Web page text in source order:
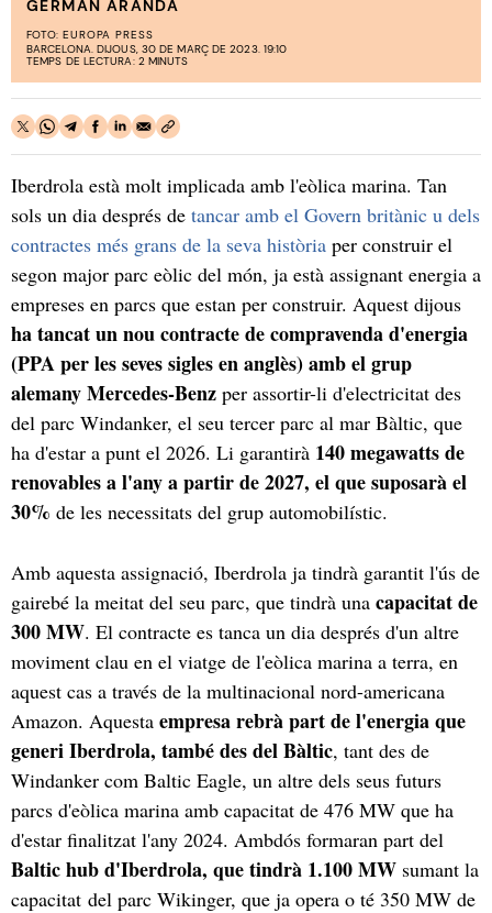
GERMÁN ARANDA
FOTO: EUROPA PRESS
BARCELONA. DIJOUS, 30 DE MARÇ DE 2023. 19:10
TEMPS DE LECTURA: 2 MINUTS
Iberdrola està molt implicada amb l'eòlica marina. Tan
sols un dia després de tancar amb el Govern britànic u dels
contractes més grans de la seva història per construir el
segon major parc eòlic del món, ja està assignant energia a
empreses en parcs que estan per construir. Aquest dijous
ha tancat un nou contracte de compravenda d'energia
(PPA per les seves sigles en anglès) amb el grup
alemany Mercedes-Benz per assortir-li d'electricitat des
del parc Windanker, el seu tercer parc al mar Bàltic, que
ha d'estar a punt el 2026. Li garantirà 140 megawatts de
renovables a l'any a partir de 2027, el que suposarà el
30% de les necessitats del grup automobilístic.
Amb aquesta assignació, Iberdrola ja tindrà garantit l'ús de
gairebé la meitat del seu parc, que tindrà una capacitat de
300 MW. El contracte es tanca un dia després d'un altre
moviment clau en el viatge de l'eòlica marina a terra, en
aquest cas a través de la multinacional nord-americana
Amazon. Aquesta empresa rebrà part de l'energia que
generi Iberdrola, també des del Bàltic, tant des de
Windanker com Baltic Eagle, un altre dels seus futurs
parcs d'eòlica marina amb capacitat de 476 MW que ha
d'estar finalitzat l'any 2024. Ambdós formaran part del
Baltic hub d'Iberdrola, que tindrà 1.100 MW sumant la
capacitat del parc Wikinger, que ja opera o té 350 MW de